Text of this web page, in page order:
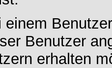
einem
Benutzer
erhalten